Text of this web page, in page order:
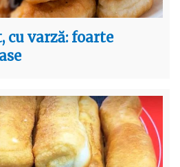
cu varză: foarte